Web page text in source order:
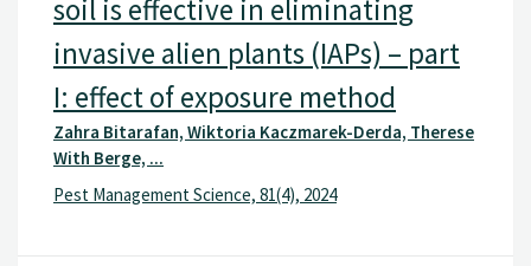
soil is effective in eliminating
invasive alien plants (IAPs) – part
I: effect of exposure method
Zahra Bitarafan, Wiktoria Kaczmarek-Derda, Therese
With Berge, ...
Pest Management Science, 81(4), 2024